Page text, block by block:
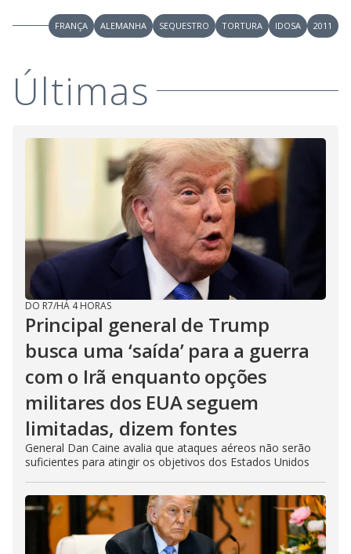
FRANÇA ALEMANHA SEQUESTRO TORTURA IDOSA 2011
Últimas
DO R7/HÁ 4 HORAS
Principal general de Trump
busca uma ‘saída’ para a guerra
com o Irã enquanto opções
militares dos EUA seguem
limitadas, dizem fontes
General Dan Caine avalia que ataques aéreos não serão
suficientes para atingir os objetivos dos Estados Unidos